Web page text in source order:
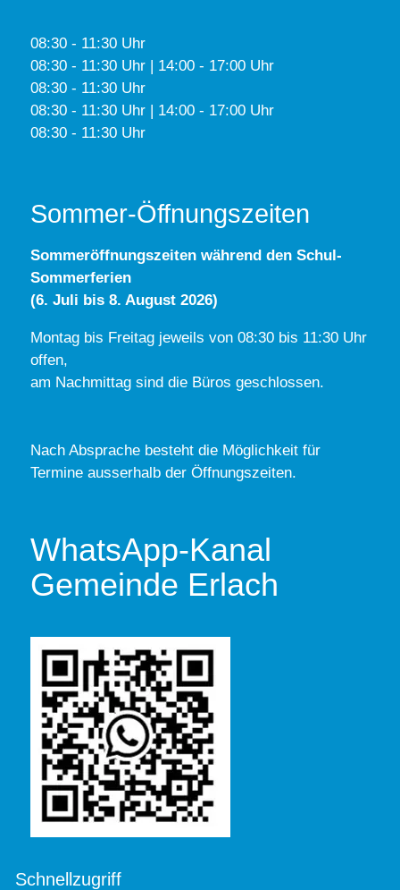
08:30 - 11:30 Uhr
08:30 - 11:30 Uhr | 14:00 - 17:00 Uhr
08:30 - 11:30 Uhr
08:30 - 11:30 Uhr | 14:00 - 17:00 Uhr
08:30 - 11:30 Uhr
Sommer-Öffnungszeiten
Sommeröffnungszeiten während den Schul-
Sommerferien
(6. Juli bis 8. August 2026)
Montag bis Freitag jeweils von 08:30 bis 11:30 Uhr
offen,
am Nachmittag sind die Büros geschlossen.
Nach Absprache besteht die Möglichkeit für
Termine ausserhalb der Öffnungszeiten.
WhatsApp-Kanal
Gemeinde Erlach
Schnellzugriff